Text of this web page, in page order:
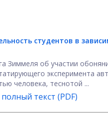
студентов в
Зиммеля об участии
эксперимента
человека, теснотой ...
текст (PDF)